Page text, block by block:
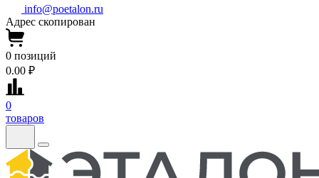
info@poetalon.ru
Адрес скопирован
0 позиций
0.00 ₽
0
товаров